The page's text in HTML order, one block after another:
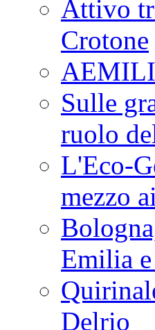
Attivo
Crotone
Sulle
ruolo
L'Eco-
mezzo
Emilia
Delrio